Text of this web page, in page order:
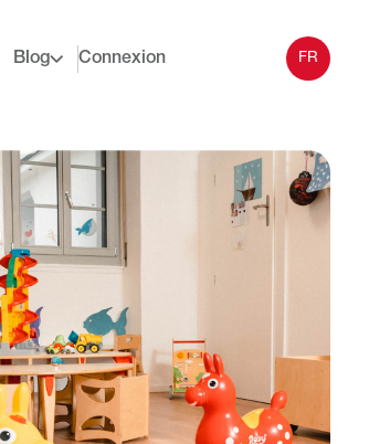
Blog Connexion FR